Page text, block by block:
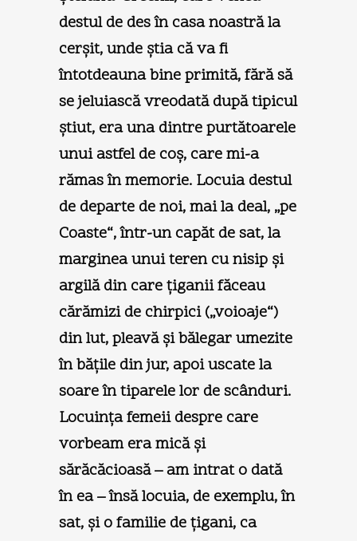
destul de des în casa noastră la
cerşit, unde ştia că va fi
întotdeauna bine primită, fără să
se jeluiască vreodată după tipicul
ştiut, era una dintre purtătoarele
unui astfel de coş, care mi-a
rămas în memorie. Locuia destul
de departe de noi, mai la deal, „pe
Coaste“, într-un capăt de sat, la
marginea unui teren cu nisip şi
argilă din care ţiganii făceau
cărămizi de chirpici („voioaje“)
din lut, pleavă şi bălegar umezite
în băţile din jur, apoi uscate la
soare în tiparele lor de scânduri.
Locuinţa femeii despre care
vorbeam era mică şi
sărăcăcioasă – am intrat o dată
în ea – însă locuia, de exemplu, în
sat, şi o familie de ţigani, ca